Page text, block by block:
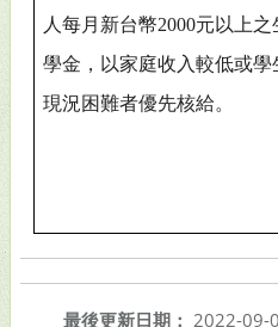
人每月新台幣2000元以上之
學金，以家庭收入較低或學
現況困難者優先核給。
最後更新日期： 2022-09-